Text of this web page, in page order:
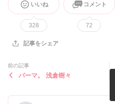
いいね
328
コメント
72
記事をシェア
前の記事
パーマ。 浅倉樹々